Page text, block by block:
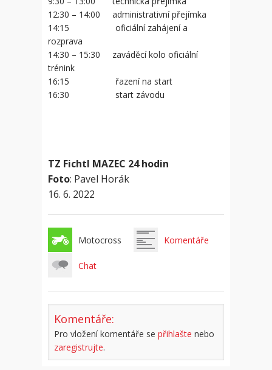
12:30 – 14:00 administrativní přejímka
14:15 oficiální zahájení a
rozprava
14:30 – 15:30 zaváděcí kolo oficiální
trénink
16:15 řazení na start
16:30 start závodu
TZ Fichtl MAZEC 24 hodin
Foto: Pavel Horák
16. 6. 2022
Motocross Komentáře
Chat
Komentáře:
Pro vložení komentáře se přihlašte nebo
zaregistrujte.